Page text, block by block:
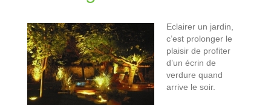
Eclairer un jardin,
c’est prolonger le
plaisir de profiter
d’un écrin de
verdure quand
arrive le soir.